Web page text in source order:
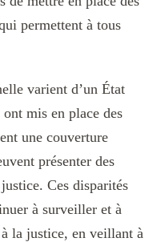
permettent à tous
varient d’un État
mis en place des
une couverture
présenter des
Ces disparités
à surveiller et à
la justice, en veillant à